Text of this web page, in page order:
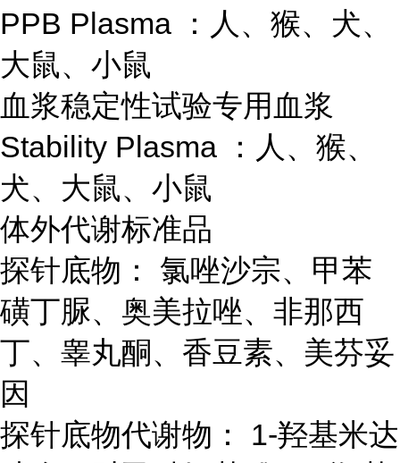
PPB Plasma ：人、猴、犬、
大鼠、小鼠
血浆稳定性试验专用血浆
Stability Plasma ：人、猴、
犬、大鼠、小鼠
体外代谢标准品
探针底物： 氯唑沙宗、甲苯
磺丁脲、奥美拉唑、非那西
丁、睾丸酮、香豆素、美芬妥
因
探针底物代谢物： 1-羟基米达